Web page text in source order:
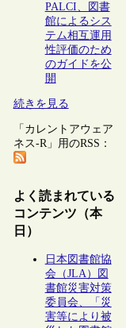
PALCI、図書
館によるシス
テム相互運用
性評価のため
のガイドを公
開
続きを見る
「カレントアウェア
ネス-R」用のRSS：
よく読まれている
コンテンツ（本
日）
日本図書館協
会（JLA）図
書館災害対策
委員会、「災
害等により被